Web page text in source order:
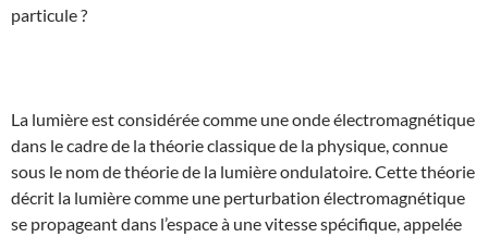
particule ?
La lumière est considérée comme une onde électromagnétique
dans le cadre de la théorie classique de la physique, connue
sous le nom de théorie de la lumière ondulatoire. Cette théorie
décrit la lumière comme une perturbation électromagnétique
se propageant dans l’espace à une vitesse spécifique, appelée